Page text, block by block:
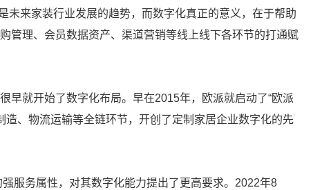
未来家装行业发展的趋势，而数字化真正的意义，在于帮助
管理、会员数据资产、渠道营销等线上线下各环节的打通赋
早就开始了数字化布局。早在2015年，欧派就启动了“欧派
、物流运输等全链环节，开创了定制家居企业数字化的先
服务属性，对其数字化能力提出了更高要求。2022年8